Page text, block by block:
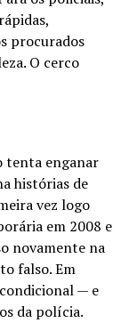
procurados
O cerco
tenta enganar
histórias de
vez logo
em 2008 e
novamente na
falso. Em
— e
da polícia.